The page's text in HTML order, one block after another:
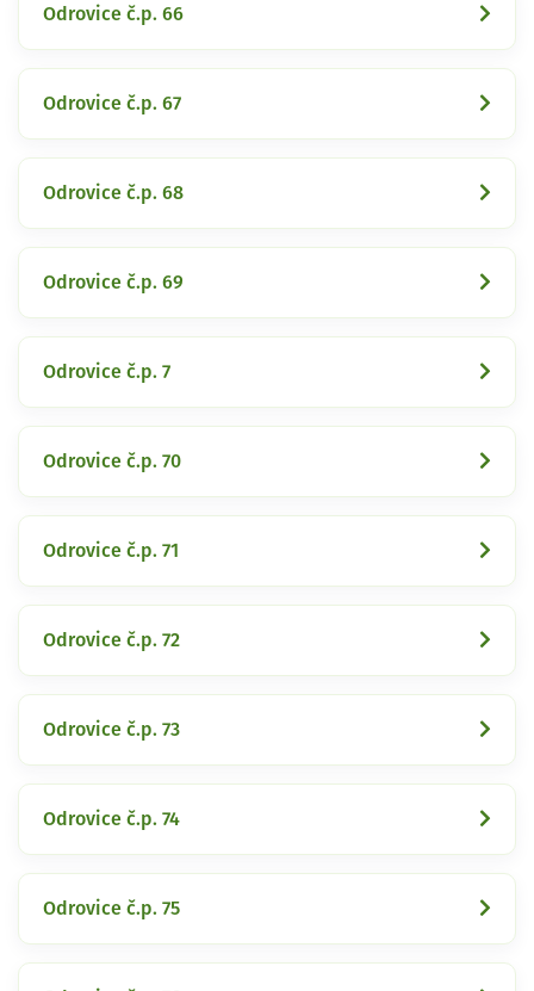
Odrovice č.p. 66
Odrovice č.p. 67
Odrovice č.p. 68
Odrovice č.p. 69
Odrovice č.p. 7
Odrovice č.p. 70
Odrovice č.p. 71
Odrovice č.p. 72
Odrovice č.p. 73
Odrovice č.p. 74
Odrovice č.p. 75